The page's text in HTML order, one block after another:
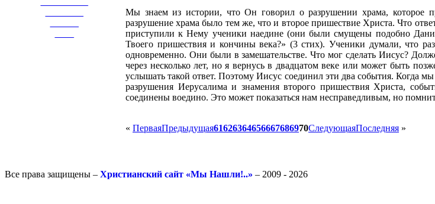
Мы знаем из истории, что Он говорил о разрушении храма,
разрушение храма было тем же, что и второе пришествие Христа. Что
приступили к Нему ученики наедине (они были смущены подобно
Твоего пришествия и кончины века?» (3 стих). Ученики думали, что
одновременно. Они были в замешательстве. Что мог сделать Иисус?
через несколько лет, но я вернусь в двадцатом веке или может быть
услышать такой ответ. Поэтому Иисус соединил эти два события. Когда
разрушения Иерусалима и знамения второго пришествия Христа,
соединены воедино. Это может показаться нам несправедливым, но
« ПерваяПредыдущая61626364656667686970СледующаяПоследняя »
Все права защищены – Христианский сайт «Мы Нашли!..» – 2009 - 2026